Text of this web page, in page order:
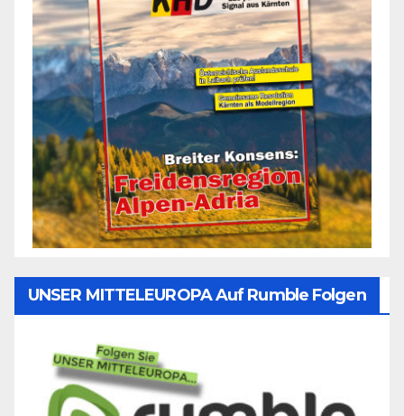
UNSER MITTELEUROPA Auf Rumble Folgen